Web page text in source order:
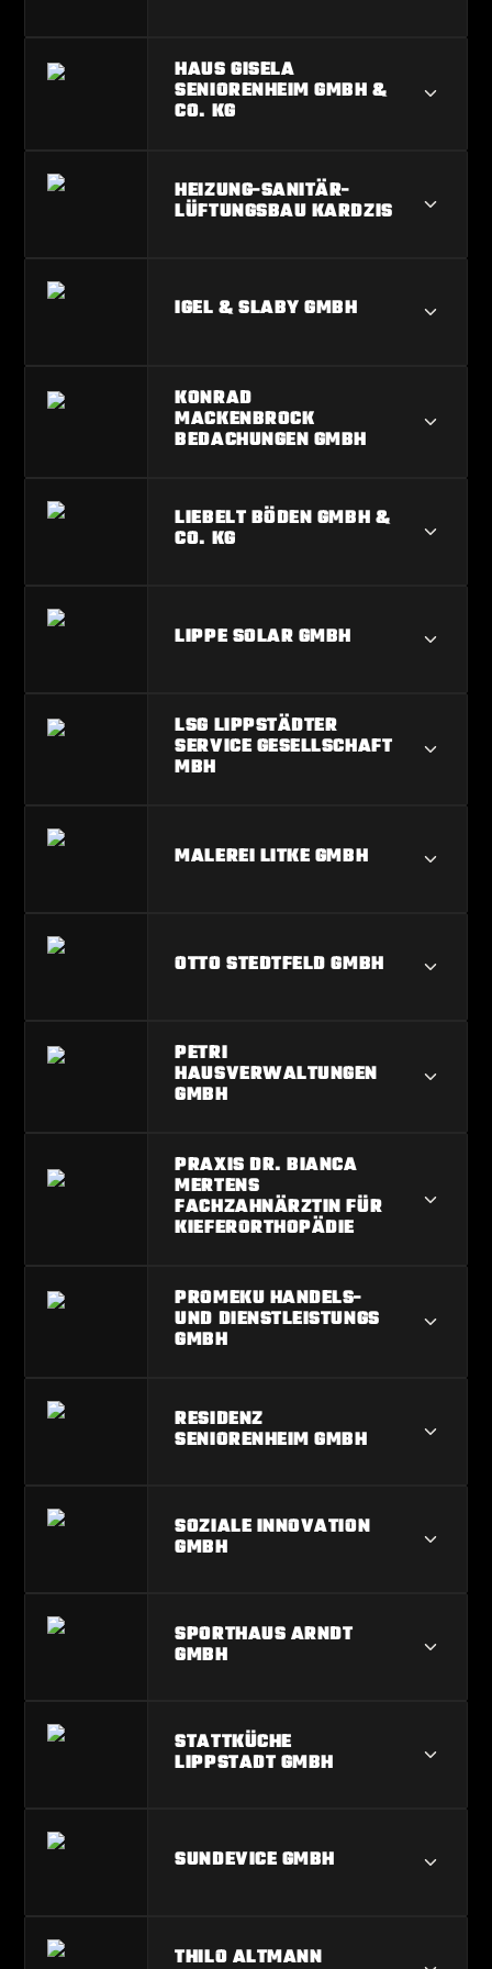
HASANI TIEFBAU GMBH
HAUS GISELA
SENIORENHEIM GMBH &
CO. KG
HAUS GISELA SENIORENHEIM GMBH
HEIZUNG-SANITÄR-
LÜFTUNGSBAU KARDZIS
HEIZUNG-SANITÄR-LÜFTUNGSBAU
IGEL & SLABY GMBH
IGEL & SLABY GMBH
KONRAD
MACKENBROCK
BEDACHUNGEN GMBH
KONRAD MACKENBROCK
BEDACHUNGEN GMBH
LIEBELT BÖDEN GMBH &
CO. KG
LIEBELT BÖDEN GMBH & CO. KG
LIPPE SOLAR GMBH
LIPPE SOLAR GMBH
LSG LIPPSTÄDTER
SERVICE GESELLSCHAFT
MBH
LSG LIPPSTÄDTER SERVICE
GESELLSCHAFT MBHMALEREI LITKE GMBH
MALEREI LITKE GMBH
OTTO STEDTFELD GMBH
OTTO STEDTFELD GMBH
PETRI
HAUSVERWALTUNGEN
GMBH
PETRI HAUSVERWALTUNGEN GMBH
PRAXIS DR. BIANCA
MERTENS
FACHZAHNÄRZTIN FÜR
KIEFERORTHOPÄDIE
PRAXIS DR. BIANCA MERTENS
FACHZAHNÄRZTIN FÜR
KIEFERORTHOPÄDIE
PROMEKU HANDELS-
UND DIENSTLEISTUNGS
GMBH
PROMEKU HANDELS- UND
DIENSTLEISTUNGS GMBH
RESIDENZ
SENIORENHEIM GMBH
RESIDENZ SENIORENHEIM GMBH
SOZIALE INNOVATION
GMBH
SOZIALE INNOVATION GMBH
SPORTHAUS ARNDT
GMBH
SPORTHAUS ARNDT GMBH
STATTKÜCHE
LIPPSTADT GMBH
STATTKÜCHE LIPPSTADT GMBH
SUNDEVICE GMBH
SUNDEVICE GMBHTHILO ALTMANN